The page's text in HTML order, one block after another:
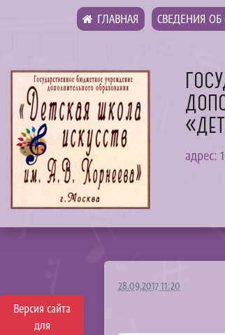
Версия сайта
для
адрес:
СВЕДЕНИЯ ОБ
28.09.2017 11:20